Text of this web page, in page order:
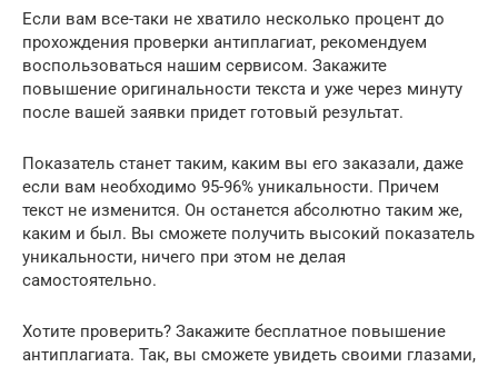
Если вам все-таки не хватило несколько процент до
прохождения проверки антиплагиат, рекомендуем
воспользоваться нашим сервисом. Закажите
повышение оригинальности текста и уже через минуту
после вашей заявки придет готовый результат.
Показатель станет таким, каким вы его заказали, даже
если вам необходимо 95-96% уникальности. Причем
текст не изменится. Он останется абсолютно таким же,
каким и был. Вы сможете получить высокий показатель
уникальности, ничего при этом не делая
самостоятельно.
Хотите проверить? Закажите бесплатное повышение
антиплагиата. Так, вы сможете увидеть своими глазами,